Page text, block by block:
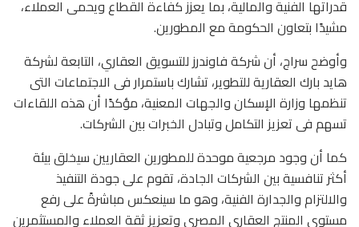
قدراتها الفنية والمالية، بما يعزز كفاءة القطاع ويحمى العملاء،
مشيدًا بتعاون الحكومة مع المطورين.
وأوضح سراج، أن شركة فاوندرز للتسويق العقاري، التابعة لشركة
هايد بارك العقارية للتطوير، تشارك باستمرار فى الاجتماعات التى
تنظمها وزارة الإسكان والجهات المعنية، مؤكدًا أن هذه اللقاءات
تسهم فى تعزيز التكامل وتبادل الخبرات بين الشركات.
كما أن وجود مرجعية موحدة للمطورين العقاريين سيخلق بيئة
أكثر تنافسية بين الشركات الجادة، تقوم على جودة التنفيذ
والالتزام والجدارة الفنية، وهو ما سينعكس مباشرةً على رفع
مستوى المنتج العقارى المصرى وتعزيز ثقة العملاء والمستثمرين